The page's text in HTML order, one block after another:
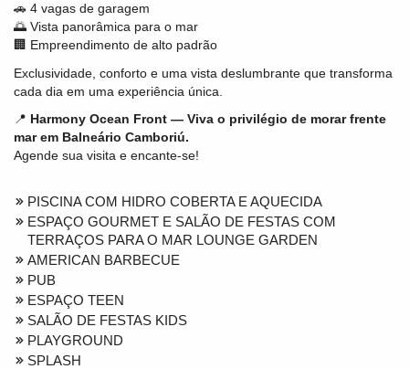
🚗 4 vagas de garagem
🌅 Vista panorâmica para o mar
🏢 Empreendimento de alto padrão
Exclusividade, conforto e uma vista deslumbrante que transforma
cada dia em uma experiência única.
📍 Harmony Ocean Front — Viva o privilégio de morar frente
mar em Balneário Camboriú.
Agende sua visita e encante-se!
PISCINA COM HIDRO COBERTA E AQUECIDA
ESPAÇO GOURMET E SALÃO DE FESTAS COM
TERRAÇOS PARA O MAR LOUNGE GARDEN
AMERICAN BARBECUE
PUB
ESPAÇO TEEN
SALÃO DE FESTAS KIDS
PLAYGROUND
SPLASH